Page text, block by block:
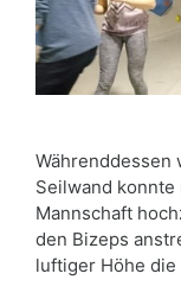
Währenddessen
Seilwand
Mannschaft
den Bizeps
luftiger Höhe die